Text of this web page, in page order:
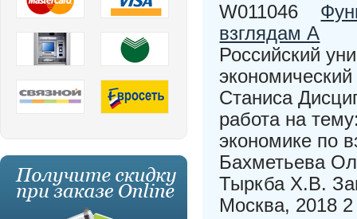
W011046
взглядам А
Российский
Станиса
работа на
экономике по
Бахметьева
Тыркба Х.В.
Москва, 2018